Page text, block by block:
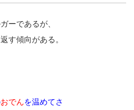
ーであるが、
す傾向がある。
おでんを温めてさ